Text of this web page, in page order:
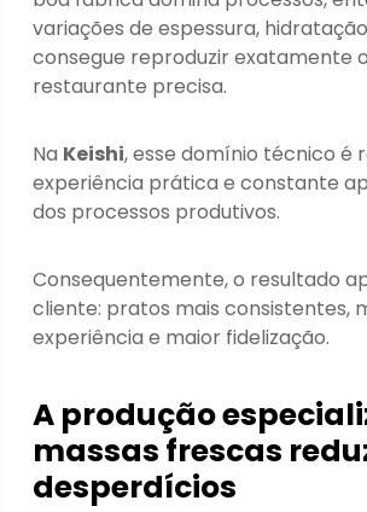
variações de espessura,
consegue reproduzir exatamente
restaurante precisa.
Na Keishi, esse domínio técnico é
experiência prática e constante
dos processos produtivos.
Consequentemente, o resultado
cliente: pratos mais consistentes,
experiência e maior fidelização.
A produção
massas frescas
desperdícios